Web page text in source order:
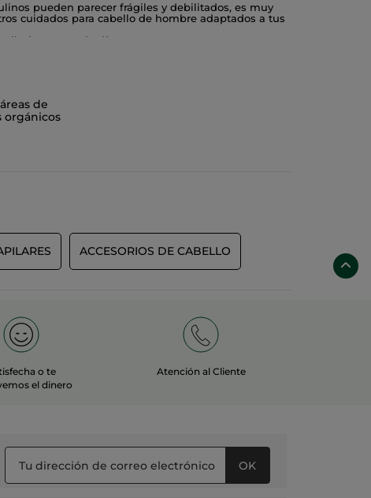
pueden parecer frágiles y debilitados, es muy
cuidados para cabello de hombre adaptados a tus
sano cada día.
de
orgánicos
ACCESORIOS DE CABELLO
o te
el dinero
Atención al Cliente
OK